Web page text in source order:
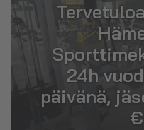
24h
päivänä,